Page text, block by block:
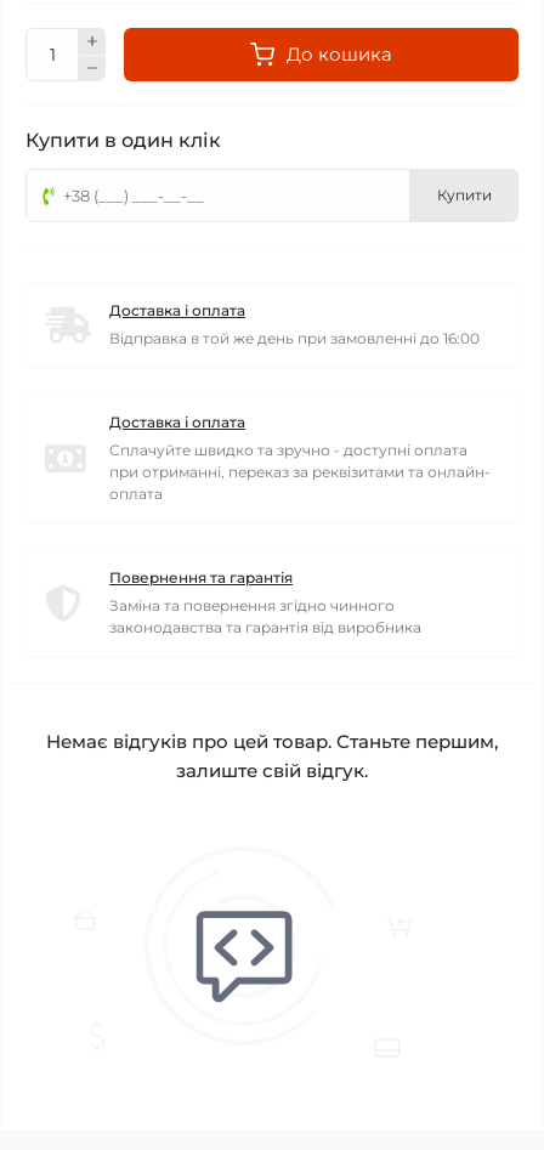
До кошика
Купити в один клік
Купити
Доставка і оплата
Відправка в той же день при замовленні до 16:00
Доставка і оплата
Сплачуйте швидко та зручно - доступні оплата
при отриманні, переказ за реквізитами та онлайн-
оплата
Повернення та гарантія
Заміна та повернення згідно чинного
законодавства та гарантія від виробника
Немає відгуків про цей товар. Станьте першим,
залиште свій відгук.